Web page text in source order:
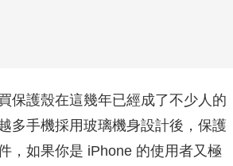
保護殼在這幾年已經成了不少人的
多手機採用玻璃機身設計後，保護
，如果你是 iPhone 的使用者又極